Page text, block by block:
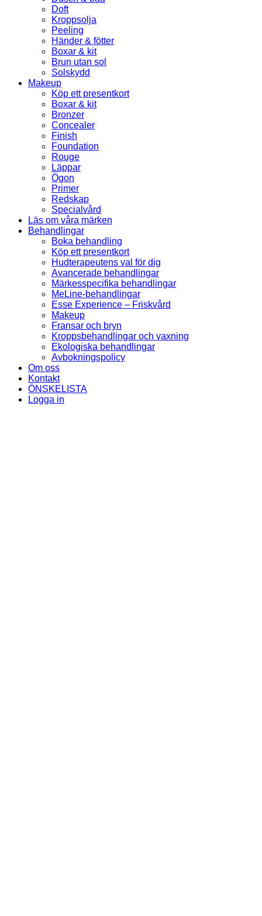
Doft
Kroppsolja
Peeling
Händer & fötter
Boxar & kit
Brun utan sol
Solskydd
Makeup
Köp ett presentkort
Boxar & kit
Bronzer
Concealer
Finish
Foundation
Rouge
Läppar
Ögon
Primer
Redskap
Specialvård
Läs om våra märken
Behandlingar
Boka behandling
Köp ett presentkort
Hudterapeutens val för dig
Avancerade behandlingar
Märkesspecifika behandlingar
MeLine-behandlingar
Esse Experience – Friskvård
Makeup
Fransar och bryn
Kroppsbehandlingar och vaxning
Ekologiska behandlingar
Avbokningspolicy
Om oss
Kontakt
ÖNSKELISTA
Logga in